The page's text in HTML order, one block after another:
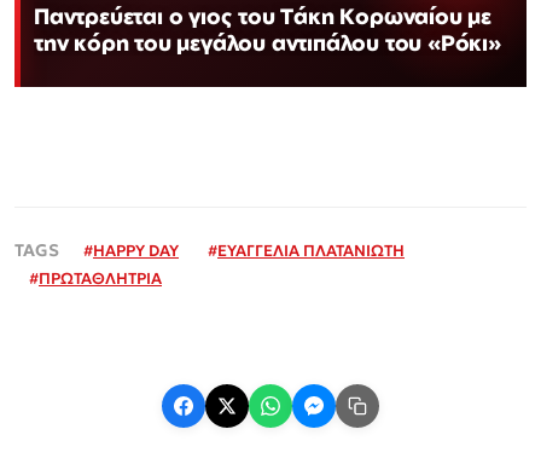
Παντρεύεται ο γιος του Τάκη Κορωναίου με
την κόρη του μεγάλου αντιπάλου του «Ρόκι»
#HAPPY DAY #ΕΥΑΓΓΕΛΙΑ ΠΛΑΤΑΝΙΩΤΗ
#ΠΡΩΤΑΘΛΗΤΡΙΑ